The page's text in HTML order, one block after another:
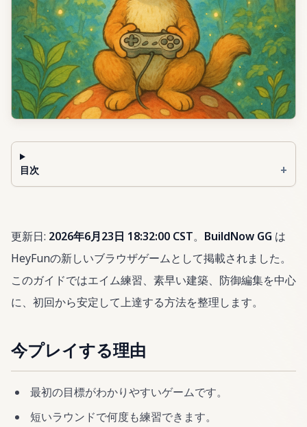
目次 +
更新日: 2026年6月23日 18:32:00 CST。 BuildNow GG は
HeyFunの新しいブラウザゲームとして掲載されました。
このガイドではエイム練習、素早い建築、防御編集を中心
に、初回から安定して上達する方法を整理します。
今プレイする理由
最初の目標がわかりやすいゲームです。
短いラウンドで何度も練習できます。